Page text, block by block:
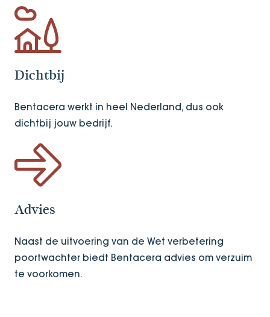
Dichtbij
Bentacera werkt in heel Nederland, dus ook
dichtbij jouw bedrijf.
Advies
Naast de uitvoering van de Wet verbetering
poortwachter biedt Bentacera advies om verzuim
te voorkomen.